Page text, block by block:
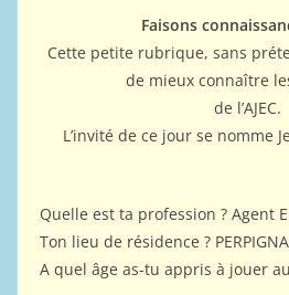
Faisons
Cette petite rubrique, sans
de mieux connaître
de l’AJEC.
L’invité de ce jour se nomme
Quelle est ta profession ? Agent
Ton lieu de résidence ?
A quel âge as-tu appris à jouer